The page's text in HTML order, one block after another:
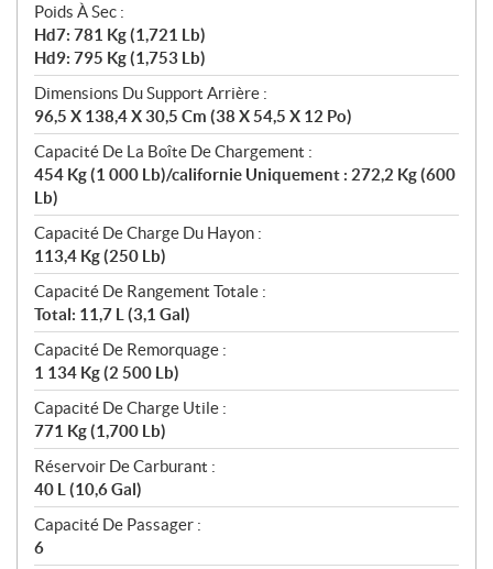
Poids À Sec :
Hd7: 781 Kg (1,721 Lb)
Hd9: 795 Kg (1,753 Lb)
Dimensions Du Support Arrière :
96,5 X 138,4 X 30,5 Cm (38 X 54,5 X 12 Po)
Capacité De La Boîte De Chargement :
454 Kg (1 000 Lb)/californie Uniquement : 272,2 Kg (600
Lb)
Capacité De Charge Du Hayon :
113,4 Kg (250 Lb)
Capacité De Rangement Totale :
Total: 11,7 L (3,1 Gal)
Capacité De Remorquage :
1 134 Kg (2 500 Lb)
Capacité De Charge Utile :
771 Kg (1,700 Lb)
Réservoir De Carburant :
40 L (10,6 Gal)
Capacité De Passager :
6